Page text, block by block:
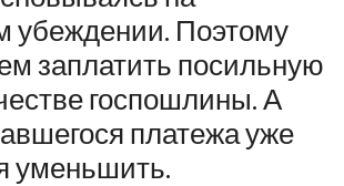
убеждении. Поэтому
заплатить посильную
госпошлины. А
платежа уже
уменьшить.